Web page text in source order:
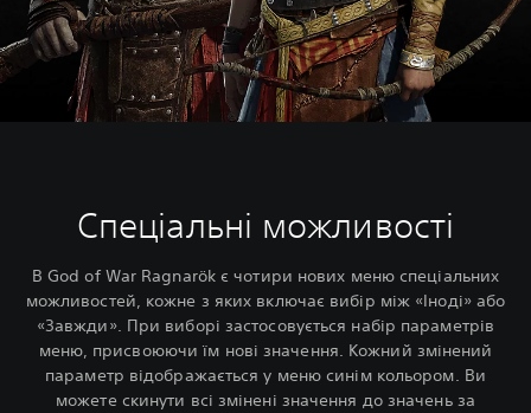
Спеціальні можливості
В God of War Ragnarök є чотири нових меню спеціальних
можливостей, кожне з яких включає вибір між «Іноді» або
«Завжди». При виборі застосовується набір параметрів
меню, присвоюючи їм нові значення. Кожний змінений
параметр відображається у меню синім кольором. Ви
можете скинути всі змінені значення до значень за